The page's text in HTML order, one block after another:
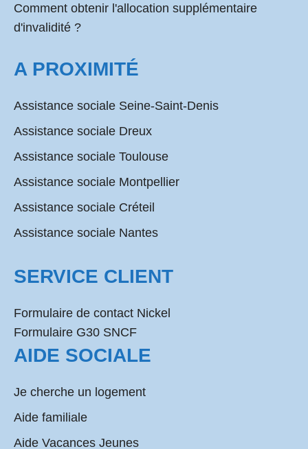
Comment obtenir l'allocation supplémentaire
d'invalidité ?
A PROXIMITÉ
Assistance sociale Seine-Saint-Denis
Assistance sociale Dreux
Assistance sociale Toulouse
Assistance sociale Montpellier
Assistance sociale Créteil
Assistance sociale Nantes
SERVICE CLIENT
Formulaire de contact Nickel
Formulaire G30 SNCF
AIDE SOCIALE
Je cherche un logement
Aide familiale
Aide Vacances Jeunes